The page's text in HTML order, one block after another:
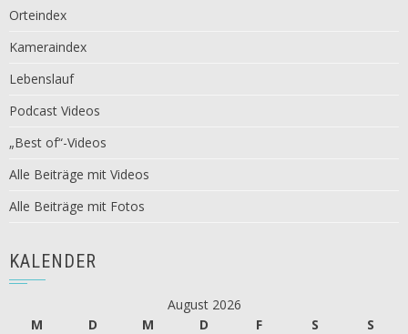
Orteindex
Kameraindex
Lebenslauf
Podcast Videos
„Best of“-Videos
Alle Beiträge mit Videos
Alle Beiträge mit Fotos
KALENDER
August 2026
M
D M D F S
S